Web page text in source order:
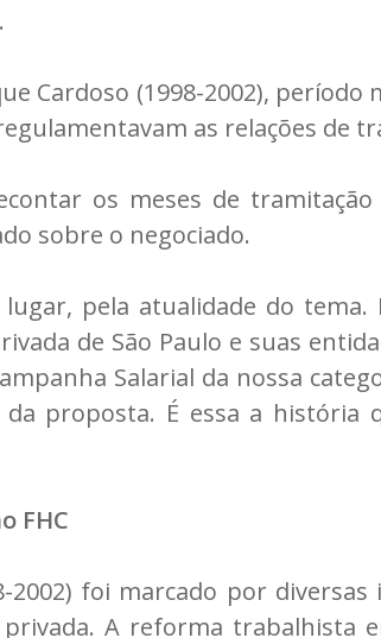
Cardoso (1998-2002), período
as relações de
os meses de
sobre o negociado.
pela atualidade do tema.
de São Paulo e suas
Salarial da nossa
proposta. É essa a história
FHC
foi marcado por diversas
A reforma trabalhista